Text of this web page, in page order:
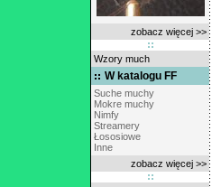
zobacz więcej >>
Wzory much
W katalogu FF
Suche muchy
Mokre muchy
Nimfy
Streamery
Łososiowe
Inne
zobacz więcej >>